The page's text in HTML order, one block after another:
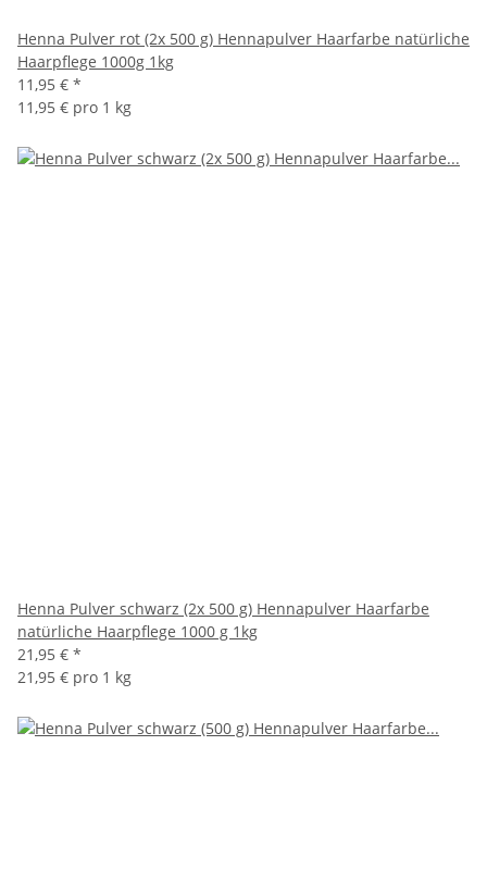
Henna Pulver rot (2x 500 g) Hennapulver Haarfarbe natürliche
Haarpflege 1000g 1kg
11,95 € *
11,95 € pro 1 kg
Henna Pulver schwarz (2x 500 g) Hennapulver Haarfarbe
natürliche Haarpflege 1000 g 1kg
21,95 € *
21,95 € pro 1 kg